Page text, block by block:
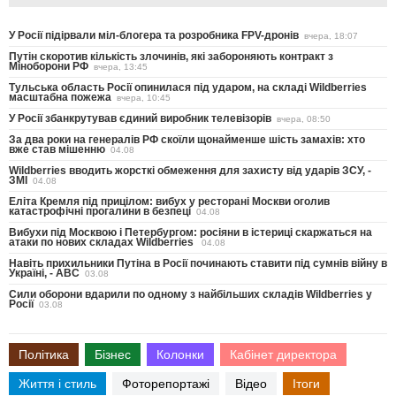
У Росії підірвали міл-блогера та розробника FPV-дронів вчера, 18:07
Путін скоротив кількість злочинів, які забороняють контракт з
Міноборони РФ вчера, 13:45
Тульська область Росії опинилася під ударом, на складі Wildberries
масштабна пожежа вчера, 10:45
У Росії збанкрутував єдиний виробник телевізорів вчера, 08:50
За два роки на генералів РФ скоїли щонайменше шість замахів: хто
вже став мішенню 04.08
Wildberries вводить жорсткі обмеження для захисту від ударів ЗСУ, -
ЗМІ 04.08
Еліта Кремля під прицілом: вибух у ресторані Москви оголив
катастрофічні прогалини в безпеці 04.08
Вибухи під Москвою і Петербургом: росіяни в істериці скаржаться на
атаки по нових складах Wildberries 04.08
Навіть прихильники Путіна в Росії починають ставити під сумнів війну в
Україні, - ABC 03.08
Сили оборони вдарили по одному з найбільших складів Wildberries у
Росії 03.08
Політика Бізнес Колонки Кабінет директора
Життя і стиль Фоторепортажі Відео Ітоги